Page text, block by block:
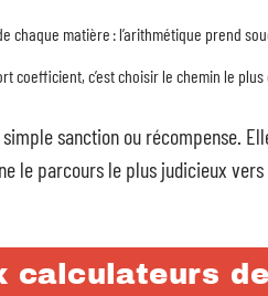
chaque matière : l’arithmétique prend
coefficient, c’est choisir le chemin le
sanction ou récompense.
le parcours le plus judicieux
calculateurs